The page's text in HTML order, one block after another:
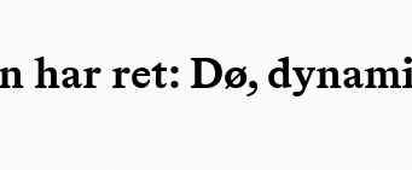
har ret: Dø,